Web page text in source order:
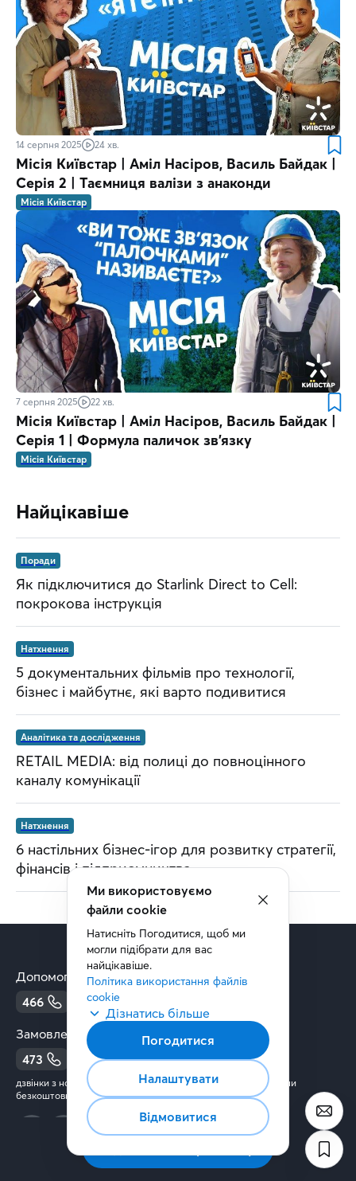
14 серпня 2025 24 хв.
Місія Київстар | Аміл Насіров, Василь Байдак |
Серія 2 | Таємниця валізи з анаконди
Місія Київстар
7 серпня 2025 22 хв.
Місія Київстар | Аміл Насіров, Василь Байдак |
Серія 1 | Формула паличок зв’язку
Місія Київстар
Найцікавіше
Поради
Як підключитися до Starlink Direct to Cell:
покрокова інструкція
Натхнення
5 документальних фільмів про технології,
бізнес і майбутнє, які варто подивитися
Аналітика та дослідження
RETAIL MEDIA: від полиці до повноцінного
каналу комунікації
Натхнення
6 настільних бізнес-ігор для розвитку стратегії,
фінансів і підприємництва
Допомога:
466
0 800 300 466
Замовлення бізнес послуг:
473
0 800 300 473
дзвінки з номерів стаціонарного та мобільного зв’язку України
безкоштовні
Тренди та аналітика
Ми використовуємо
файли cookie
Натисніть Погодитися, щоб ми
могли підібрати для вас
найцікавіше.
Політика використання файлів
cookie
Дізнатись більше
Погодитися
Налаштувати
Відмовитися